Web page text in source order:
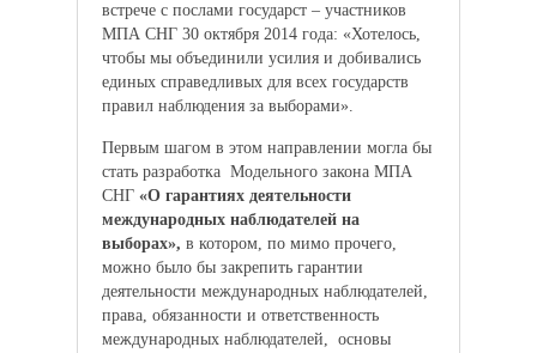
встрече с послами государст – участников
МПА СНГ 30 октября 2014 года: «Хотелось,
чтобы мы объединили усилия и добивались
единых справедливых для всех государств
правил наблюдения за выборами».
Первым шагом в этом направлении могла бы
стать разработка Модельного закона МПА
СНГ «О гарантиях деятельности
международных наблюдателей на
выборах», в котором, по мимо прочего,
можно было бы закрепить гарантии
деятельности международных наблюдателей,
права, обязанности и ответственность
международных наблюдателей, основы